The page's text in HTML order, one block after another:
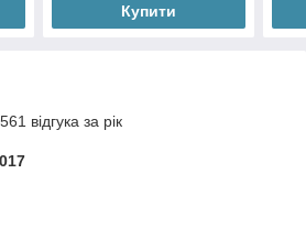
Купити
відгука за рік